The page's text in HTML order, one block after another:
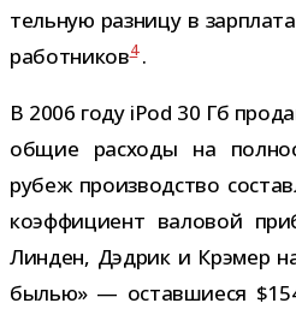
тель­ную раз­ницу в
работ­ни­ков4.
В 2006 году iPod 30 Гб
общие рас­ходы на
рубеж про­из­вод­ство
коэф­фи­ци­ент вало­вой
Линден, Дэдрик и Крэмер
бы­лью» — остав­ши­еся